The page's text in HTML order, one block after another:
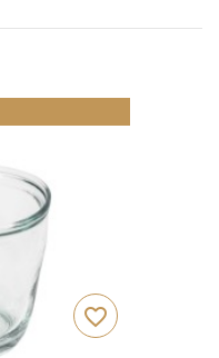
favorite_border